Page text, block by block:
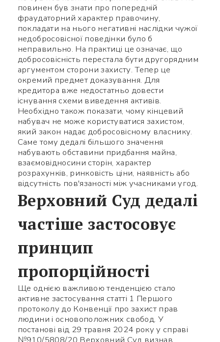
повинен був знати про попередній
фраудаторний характер правочину,
покладати на нього негативні наслідки чужої
недобросовісної поведінки було б
неправильно. На практиці це означає, що
добросовісність перестала бути другорядним
аргументом сторони захисту. Тепер це
окремий предмет доказування. Для
кредитора вже недостатньо довести
існування схеми виведення активів.
Необхідно також показати, чому кінцевий
набувач не може користуватися захистом,
який закон надає добросовісному власнику.
Саме тому дедалі більшого значення
набувають обставини придбання майна,
взаємовідносини сторін, характер
розрахунків, ринковість ціни, наявність або
відсутність пов'язаності між учасниками угод.
Верховний Суд дедалі
частіше застосовує
принцип
пропорційності
Ще однією важливою тенденцією стало
активне застосування статті 1 Першого
протоколу до Конвенції про захист прав
людини і основоположних свобод. У
постанові від 29 травня 2024 року у справі
№910/5808/20 Верховний Суд визнав